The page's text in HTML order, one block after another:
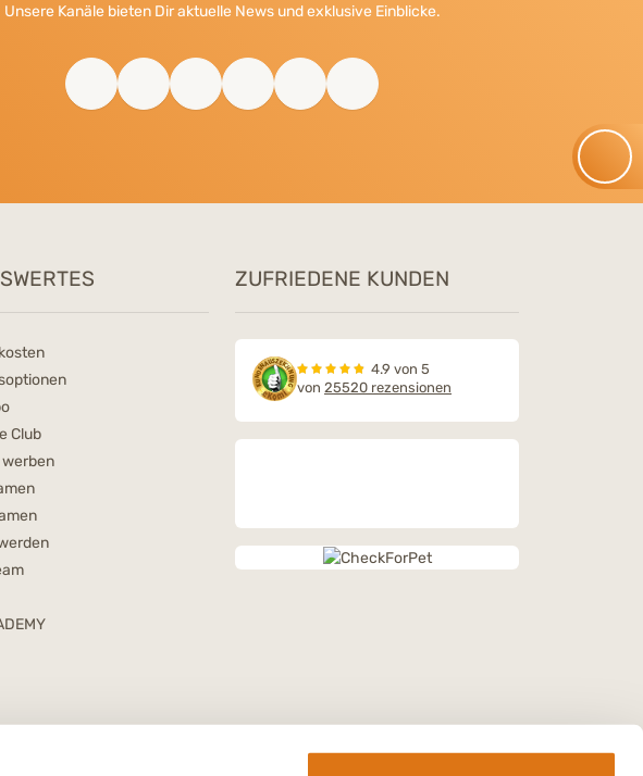
Unsere Kanäle bieten Dir aktuelle News und exklusive Einblicke.
Club
werben
ZUFRIEDENE KUNDEN
4.9 von 5
von 25520 rezensionen